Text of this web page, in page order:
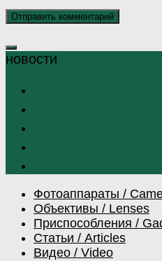
Фотоаппараты /
Объективы / Lenses
Приспособления /
Статьи / Articles
Видео / Video